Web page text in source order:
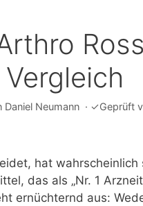
Daniel Neumann · ✓Geprüft
hat
das als „Nr. 1
ernüchternd aus: